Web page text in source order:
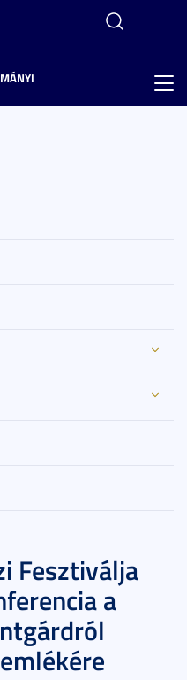
Fesztiválja
a